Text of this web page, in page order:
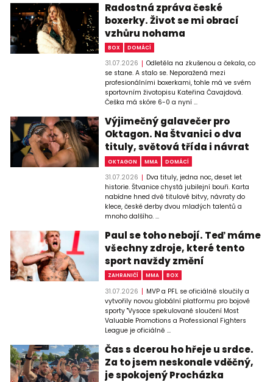
Radostná zpráva české
boxerky. Život se mi obrací
vzhůru nohama
BOX DOMÁCÍ
31.07.2026
Odletěla na zkušenou a čekala, co
se stane. A stalo se. Neporažená mezi
profesionálními boxerkami, tohle má ve svém
sportovním životopisu Kateřina Čavajdová.
Češka má skóre 6-0 a nyní ...
Výjimečný galavečer pro
Oktagon. Na Štvanici o dva
tituly, světová třída i návrat
OKTAGON MMA DOMÁCÍ
31.07.2026
Dva tituly, jedna noc, deset let
historie. Štvanice chystá jubilejní bouři. Karta
nabídne hned dvě titulové bitvy, návraty do
klece, české derby dvou mladých talentů a
mnoho dalšího. ...
Paul se toho nebojí. Teď máme
všechny zdroje, které tento
sport navždy změní
ZAHRANIČÍ MMA BOX
31.07.2026
MVP a PFL se oficiálně sloučily a
vytvořily novou globální platformu pro bojové
sporty "Vysoce spekulované sloučení Most
Valuable Promotions a Professional Fighters
League je oficiálně ...
Čas s dcerou ho hřeje u srdce.
Za to jsem neskonale vděčný,
je spokojený Procházka